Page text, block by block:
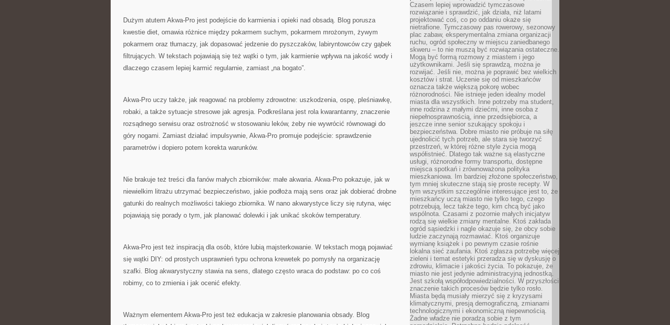
Dużym atutem Akwa-Pro jest podejście do karmienia i opieki nad obsadą. Blog porusza
kwestie diet, omawia różnice między pokarmem suchym, pokarmem mrożonym, żywym
pokarmem oraz tłumaczy, jak dopasować jedzenie do pyszczaków, labiryntowców czy gąbek
filtrujących. W tekstach pojawiają się też wątki o tym, jak karmienie wpływa na jakość wody i
dlaczego czasem lepiej karmić regularnie, zamiast „na bogato”.
Akwa-Pro uczy także, jak reagować na problemy zdrowotne: uszkodzenia, ospę, pleśniawkę,
robaki, a także sytuacje stresowe jak agresja. Podkreślana jest rola kwarantanny, znaczenie
rozsądnego serwisu oraz ostrożność w stosowaniu leków, żeby nie wywrócić równowagi do
góry nogami. Zamiast działać impulsywnie, Akwa-Pro promuje podejście: sprawdzenie
parametrów i dopiero potem korekta warunków.
Nie brakuje też treści dla fanów małych zbiorników: małe akwaria. Akwa-Pro pokazuje, jak w
niewielkim litrażu utrzymać bezpieczeństwo, jakie podłoża mają sens oraz jak dobierać drobne
gatunki do realnych możliwości takiego zbiornika. W nano akwarystyce liczy się rutyna, więc
pojawiają się porady o tym, jak planować dolewki i jak unikać skoków temperatury.
Akwa-Pro jest też inspiracją dla osób, które lubią majsterkowanie. W tekstach mogą pojawiać
się wątki DIY: od prostych usprawnień typu ochrona krewetek po pomysły na organizację
szafki. Blog akwarystyczny stawia na sens, dlatego często wraca do podstaw: po co coś
robimy, co to zmienia i jak ocenić efekty.
Ważnym elementem Akwa-Pro jest też edukacja w zakresie planowania obsady. Blog
Czasem lepiej wprowadzić tymczasowe
rozwiązanie i sprawdzić, jak działa, niż latami
projektować coś, co po oddaniu okaże się
nietrafione. Tymczasowy pas rowerowy, sezonowy
plac zabaw, eksperymentalna zmiana organizacji
ruchu, ogród społeczny w miejscu zaniedbanego
skweru – to nie muszą być rozwiązania ostateczne.
Mogą być formą rozmowy z miastem i jego
użytkownikami. Jeśli się sprawdzą, można je
rozwijać. Jeśli nie, można je poprawić bez wielkich
kosztów i strat. Uczenie się od mieszkańców
oznacza także większą pokorę wobec
różnorodności. Nie istnieje jeden idealny model
miasta dla wszystkich. Inne potrzeby ma student,
inne rodzina z małymi dziećmi, inne osoba z
niepełnosprawnością, inne przedsiębiorca, a
jeszcze inne senior szukający spokoju i
bezpieczeństwa. Dobre miasto nie próbuje na siłę
ujednolicić tych potrzeb, ale stara się tworzyć
przestrzeń, w której różne style życia mogą
współistnieć. Dlatego tak ważne są elastyczne
usługi, różnorodne formy transportu, dostępne
miejsca spotkań i zrównoważona polityka
mieszkaniowa. Im bardziej złożone społeczeństwo,
tym mniej skuteczne stają się proste recepty. W
tym wszystkim szczególnie interesujące jest to, że
mieszkańcy uczą miasto nie tylko tego, czego
potrzebują, lecz także tego, kim chcą być jako
wspólnota. Czasami z pozornie małych inicjatyw
rodzą się wielkie zmiany mentalne. Ktoś zakłada
ogród sąsiedzki i nagle okazuje się, że obcy sobie
ludzie zaczynają rozmawiać. Ktoś organizuje
wymianę książek i po pewnym czasie rośnie
lokalna sieć zaufania. Ktoś zgłasza potrzebę więcej
zieleni i temat estetyki przeradza się w dyskusję o
zdrowiu, klimacie i jakości życia. To pokazuje, że
miasto nie jest jedynie administracyjną jednostką.
Jest szkołą współodpowiedzialności. W przyszłości
znaczenie takich procesów będzie tylko rosło.
Miasta będą musiały mierzyć się z kryzysami
klimatycznymi, presją demograficzną, zmianami
technologicznymi i ekonomiczną niepewnością.
Żadne władze nie poradzą sobie z tym